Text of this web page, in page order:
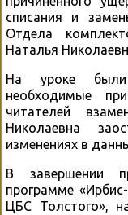
списания и
Отдела
Наталья
На уроке были
необходимые
читателей
Николаевна
изменениях в
В завершении
программе
ЦБС Толстого»,